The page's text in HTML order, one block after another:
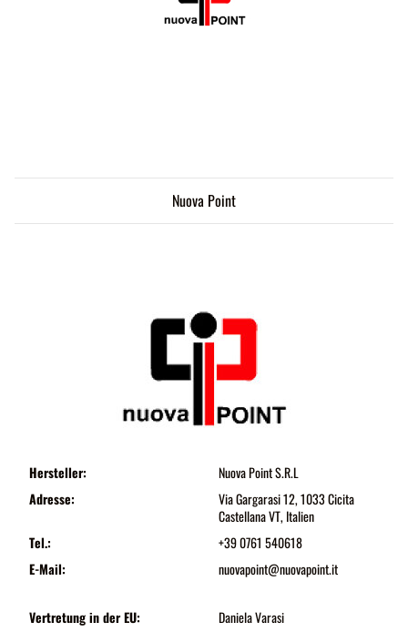
Nuova Point
Hersteller:
Nuova Point S.R.L
Adresse:
Via Gargarasi 12, 1033 Cicita
Castellana VT, Italien
Tel.:
+39 0761 540618
E-Mail:
nuovapoint@nuovapoint.it
Vertretung in der EU:
Daniela Varasi